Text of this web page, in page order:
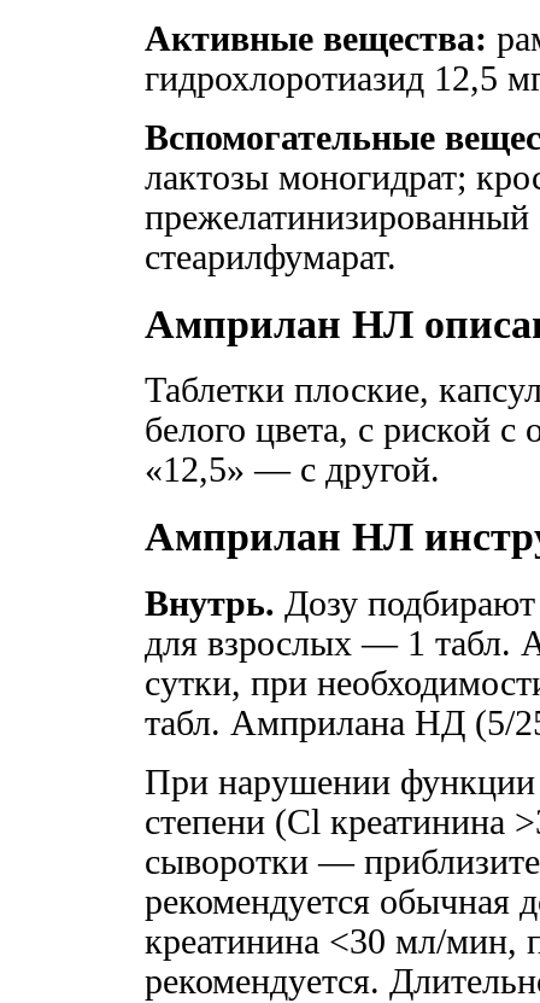
Активные вещества:
гидрохлоротиазид 12,5
Вспомогательные
лактозы моногидрат;
стеарилфумарат.
Амприлан НЛ
Таблетки плоские,
белого цвета, с риской
«12,5» — с другой.
Амприлан НЛ
Внутрь. Дозу
для взрослых — 1 табл.
сутки, при
табл. Амприлана НД (5/
При нарушении функции
степени (Cl креатинина
сыворотки —
рекомендуется обычная
креатинина <30 мл/мин,
рекомендуется.